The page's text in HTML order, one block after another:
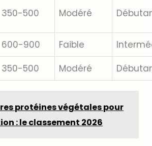
350-500 Modéré
600-900 Faible
350-500 Modéré
protéines végétales pour
: le classement 2026